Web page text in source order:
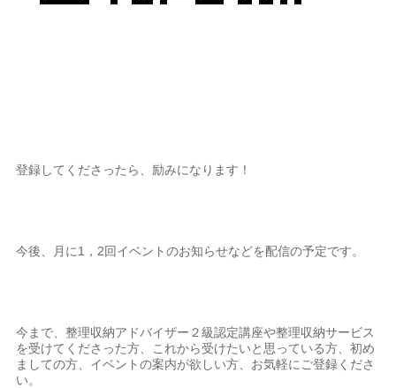
登録してくださったら、励みになります！
今後、月に1，2回イベントのお知らせなどを配信の予定です。
今まで、整理収納アドバイザー２級認定講座や整理収納サービス
を受けてくださった方、これから受けたいと思っている方、初め
ましての方、イベントの案内が欲しい方、お気軽にご登録くださ
い。